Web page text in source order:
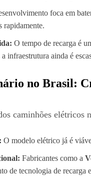
foca em
rapidamente.
O tempo de recarga é
infraestrutura ainda é
no Brasil:
caminhões elétricos
O modelo elétrico já é
Fabricantes como a
de tecnologia de recarga